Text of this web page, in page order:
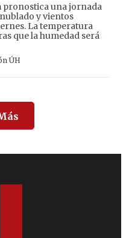
pronostica una jornada
y vientos
La temperatura
que la humedad será
ÚH